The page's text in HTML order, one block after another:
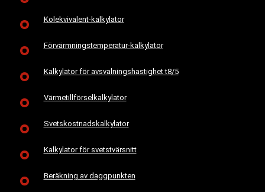
Kolekvivalent-kalkylator
Förvärmningstemperatur-kalkylator
Kalkylator för avsvalningshastighet t8/5
Värmetillförselkalkylator
Svetskostnadskalkylator
Kalkylator för svetstvärsnitt
Beräkning av daggpunkten